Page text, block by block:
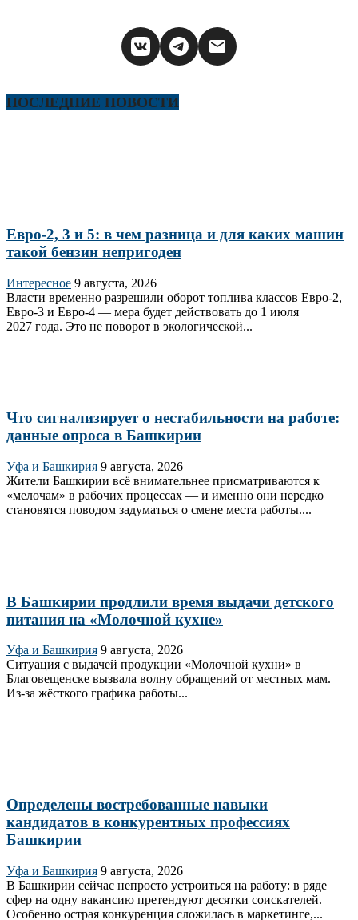
ПОСЛЕДНИЕ НОВОСТИ
Евро-2, 3 и 5: в чем разница и для каких машин
такой бензин непригоден
Интересное 9 августа, 2026
Власти временно разрешили оборот топлива классов Евро‑2,
Евро‑3 и Евро‑4 — мера будет действовать до 1 июля
2027 года. Это не поворот в экологической...
Что сигнализирует о нестабильности на работе:
данные опроса в Башкирии
Уфа и Башкирия 9 августа, 2026
Жители Башкирии всё внимательнее присматриваются к
«мелочам» в рабочих процессах — и именно они нередко
становятся поводом задуматься о смене места работы....
В Башкирии продлили время выдачи детского
питания на «Молочной кухне»
Уфа и Башкирия 9 августа, 2026
Ситуация с выдачей продукции «Молочной кухни» в
Благовещенске вызвала волну обращений от местных мам.
Из‑за жёсткого графика работы...
Определены востребованные навыки
кандидатов в конкурентных профессиях
Башкирии
Уфа и Башкирия 9 августа, 2026
В Башкирии сейчас непросто устроиться на работу: в ряде
сфер на одну вакансию претендуют десятки соискателей.
Особенно острая конкуренция сложилась в маркетинге,...